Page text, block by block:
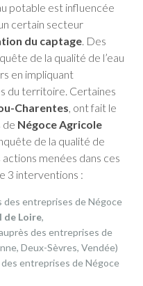
potable est influencée
certain secteur
du captage. Des
de la qualité de l’eau
en impliquant
du territoire. Certaines
Charentes, ont fait le
de Négoce Agricole
de la qualité de
actions menées dans ces
3 interventions :
des entreprises de Négoce
de Loire,
des entreprises de
Deux-Sèvres, Vendée)
entreprises de Négoce